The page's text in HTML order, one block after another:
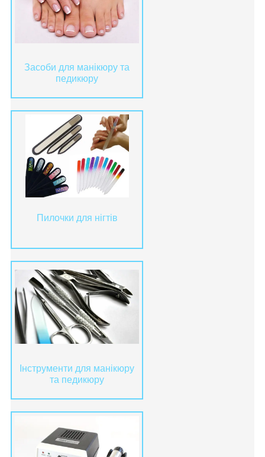
Засоби для манікюру та
педикюру
Пилочки для нігтів
Інструменти для манікюру
та педикюру